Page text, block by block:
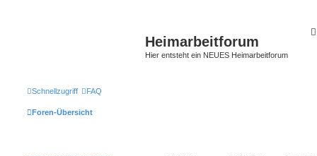
Heimarbeitforum
Hier entsteht ein NEUES Heimarbeitforum
Schnellzugriff FAQ
Foren-Übersicht